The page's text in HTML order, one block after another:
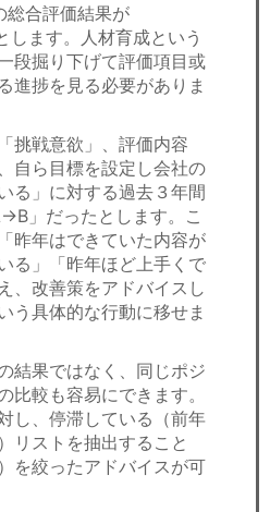
合評価結果が
します。人材育成という
段掘り下げて評価項目或
進捗を見る必要がありま
挑戦意欲」、評価内容
自ら目標を設定し会社の
る」に対する過去３年間
」だったとします。こ
昨年はできていた内容が
る」「昨年ほど上手くで
、改善策をアドバイスし
う具体的な行動に移せま
結果ではなく、同じポジ
比較も容易にできます。
し、停滞している（前年
リストを抽出すること
を絞ったアドバイスが可